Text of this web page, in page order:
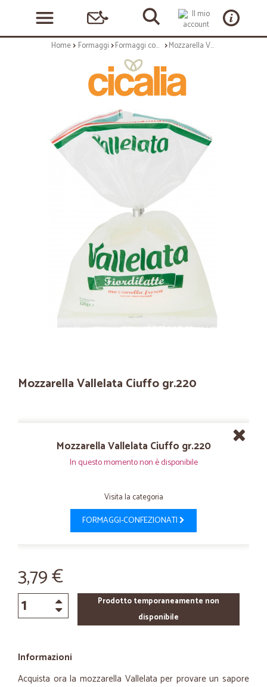
Home Formaggi Formaggi confezionati Mozzarella Vallelata Ciuffo gr.220
Mozzarella Vallelata Ciuffo gr.220
Mozzarella Vallelata Ciuffo gr.220
In questo momento non è disponibile
Visita la categoria
FORMAGGI-CONFEZIONATI
3,79 €
Prodotto temporaneamente non
disponibile
Informazioni
Acquista ora la mozzarella Vallelata per provare un sapore